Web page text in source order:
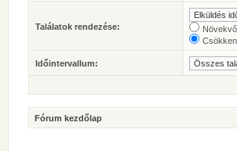
Találatok rendezése:
Időintervallum:
Fórum kezdőlap